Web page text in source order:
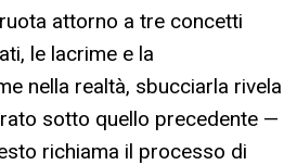
attorno a tre concetti
le lacrime e la
nella realtà, sbucciarla rivela
sotto quello precedente —
richiama il processo di